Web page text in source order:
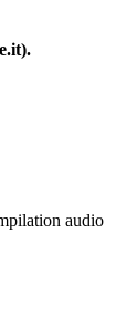
audio